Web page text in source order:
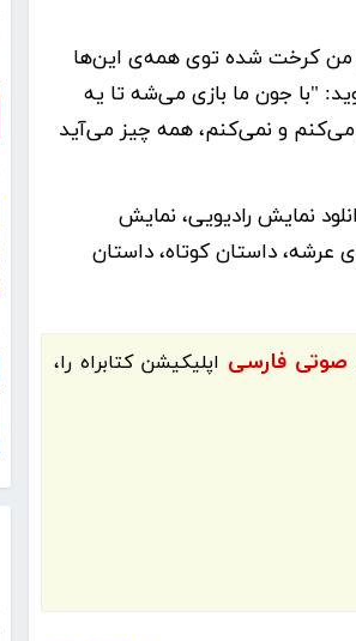
من کرخت شده توی همه‌ی این‌ها
"با جون ما بازی می‌شه تا یه
و نمی‌کنم، همه چیز می‌آید
نمایش رادیویی، نمایش
عرشه، داستان کوتاه، داستان
اپلیکیشنکتابراه را،